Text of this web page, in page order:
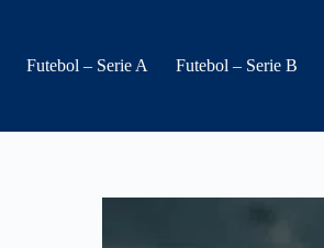
Futebol – Serie A Futebol – Serie B